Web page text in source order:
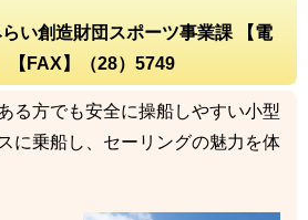
らい創造財団スポーツ事業課 【電
【FAX】（28）5749
】(22)5633
創造財団スポーツ事業課ホームペ
る方でも安全に操船しやすい小型
に乗船し、セーリングの魅力を体